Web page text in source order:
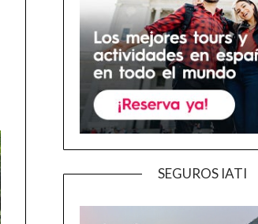
SEGUROS IATI